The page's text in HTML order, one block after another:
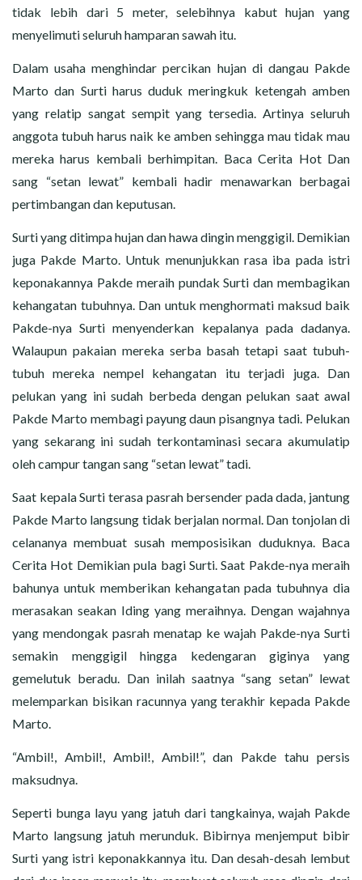
tidak lebih dari 5 meter, selebihnya kabut hujan yang
menyelimuti seluruh hamparan sawah itu.
Dalam usaha menghindar percikan hujan di dangau Pakde
Marto dan Surti harus duduk meringkuk ketengah amben
yang relatip sangat sempit yang tersedia. Artinya seluruh
anggota tubuh harus naik ke amben sehingga mau tidak mau
mereka harus kembali berhimpitan. Baca Cerita Hot Dan
sang “setan lewat” kembali hadir menawarkan berbagai
pertimbangan dan keputusan.
Surti yang ditimpa hujan dan hawa dingin menggigil. Demikian
juga Pakde Marto. Untuk menunjukkan rasa iba pada istri
keponakannya Pakde meraih pundak Surti dan membagikan
kehangatan tubuhnya. Dan untuk menghormati maksud baik
Pakde-nya Surti menyenderkan kepalanya pada dadanya.
Walaupun pakaian mereka serba basah tetapi saat tubuh-
tubuh mereka nempel kehangatan itu terjadi juga. Dan
pelukan yang ini sudah berbeda dengan pelukan saat awal
Pakde Marto membagi payung daun pisangnya tadi. Pelukan
yang sekarang ini sudah terkontaminasi secara akumulatip
oleh campur tangan sang “setan lewat” tadi.
Saat kepala Surti terasa pasrah bersender pada dada, jantung
Pakde Marto langsung tidak berjalan normal. Dan tonjolan di
celananya membuat susah memposisikan duduknya. Baca
Cerita Hot Demikian pula bagi Surti. Saat Pakde-nya meraih
bahunya untuk memberikan kehangatan pada tubuhnya dia
merasakan seakan Iding yang meraihnya. Dengan wajahnya
yang mendongak pasrah menatap ke wajah Pakde-nya Surti
semakin menggigil hingga kedengaran giginya yang
gemelutuk beradu. Dan inilah saatnya “sang setan” lewat
melemparkan bisikan racunnya yang terakhir kepada Pakde
Marto.
“Ambil!, Ambil!, Ambil!, Ambil!”, dan Pakde tahu persis
maksudnya.
Seperti bunga layu yang jatuh dari tangkainya, wajah Pakde
Marto langsung jatuh merunduk. Bibirnya menjemput bibir
Surti yang istri keponakkannya itu. Dan desah-desah lembut